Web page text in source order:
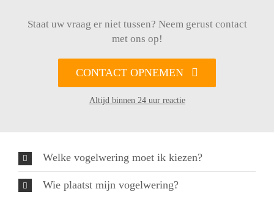
Staat uw vraag er niet tussen? Neem gerust contact
met ons op!
CONTACT OPNEMEN
Altijd binnen 24 uur reactie
Welke vogelwering moet ik kiezen?
Wie plaatst mijn vogelwering?